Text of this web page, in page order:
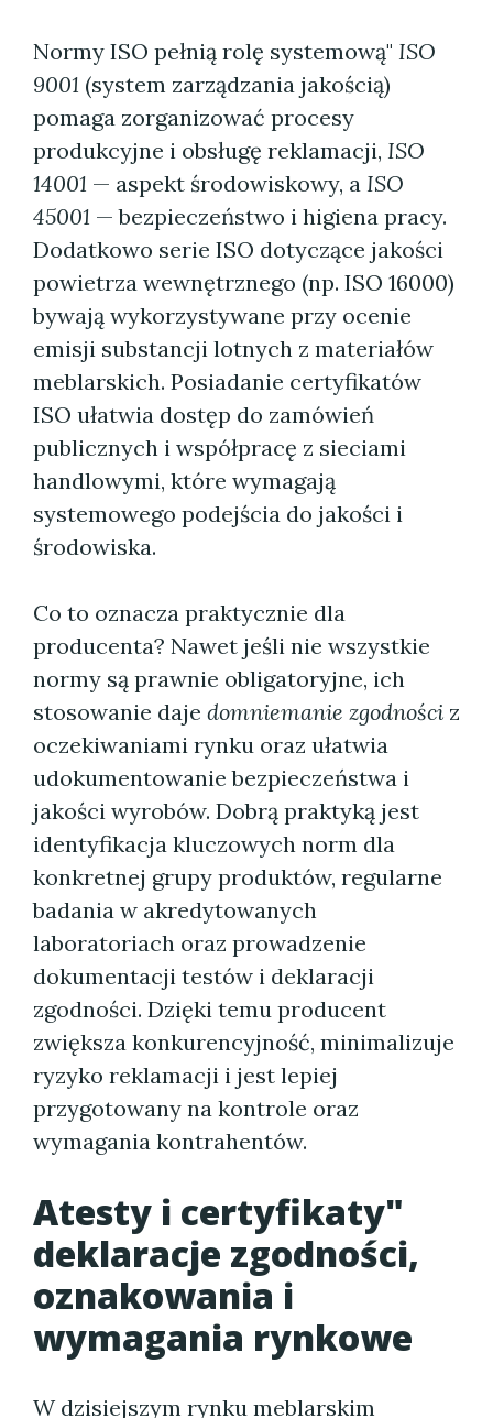
Normy ISO pełnią rolę systemową" ISO
9001 (system zarządzania jakością)
pomaga zorganizować procesy
produkcyjne i obsługę reklamacji, ISO
14001 — aspekt środowiskowy, a ISO
45001 — bezpieczeństwo i higiena pracy.
Dodatkowo serie ISO dotyczące jakości
powietrza wewnętrznego (np. ISO 16000)
bywają wykorzystywane przy ocenie
emisji substancji lotnych z materiałów
meblarskich. Posiadanie certyfikatów
ISO ułatwia dostęp do zamówień
publicznych i współpracę z sieciami
handlowymi, które wymagają
systemowego podejścia do jakości i
środowiska.
Co to oznacza praktycznie dla
producenta? Nawet jeśli nie wszystkie
normy są prawnie obligatoryjne, ich
stosowanie daje domniemanie zgodności z
oczekiwaniami rynku oraz ułatwia
udokumentowanie bezpieczeństwa i
jakości wyrobów. Dobrą praktyką jest
identyfikacja kluczowych norm dla
konkretnej grupy produktów, regularne
badania w akredytowanych
laboratoriach oraz prowadzenie
dokumentacji testów i deklaracji
zgodności. Dzięki temu producent
zwiększa konkurencyjność, minimalizuje
ryzyko reklamacji i jest lepiej
przygotowany na kontrole oraz
wymagania kontrahentów.
Atesty i certyfikaty"
deklaracje zgodności,
oznakowania i
wymagania rynkowe
W dzisiejszym rynku meblarskim